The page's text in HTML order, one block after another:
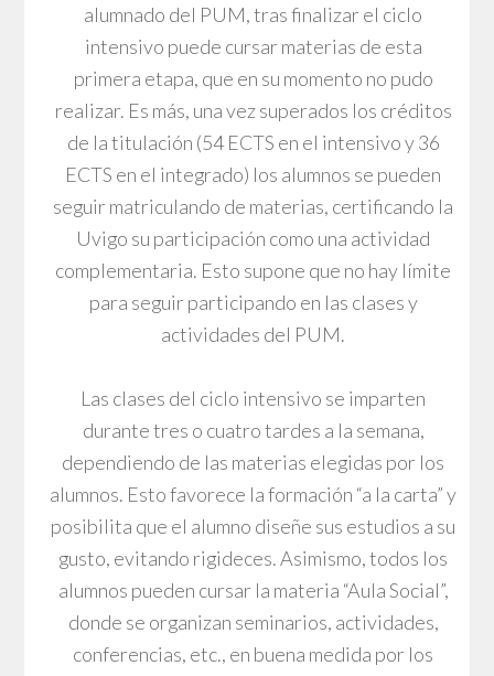
alumnado del PUM, tras finalizar el ciclo
intensivo puede cursar materias de esta
primera etapa, que en su momento no pudo
realizar. Es más, una vez superados los créditos
de la titulación (54 ECTS en el intensivo y 36
ECTS en el integrado) los alumnos se pueden
seguir matriculando de materias, certificando la
Uvigo su participación como una actividad
complementaria. Esto supone que no hay límite
para seguir participando en las clases y
actividades del PUM.
Las clases del ciclo intensivo se imparten
durante tres o cuatro tardes a la semana,
dependiendo de las materias elegidas por los
alumnos. Esto favorece la formación “a la carta” y
posibilita que el alumno diseñe sus estudios a su
gusto, evitando rigideces. Asimismo, todos los
alumnos pueden cursar la materia “Aula Social”,
donde se organizan seminarios, actividades,
conferencias, etc., en buena medida por los